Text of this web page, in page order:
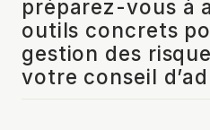
préparez-vous à
outils concrets
gestion des
votre conseil